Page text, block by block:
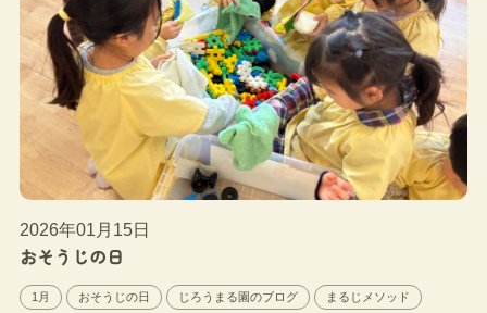
2026年01月15日
おそうじの日
1月 おそうじの日 じろうまる園のブログ まるじメソッド